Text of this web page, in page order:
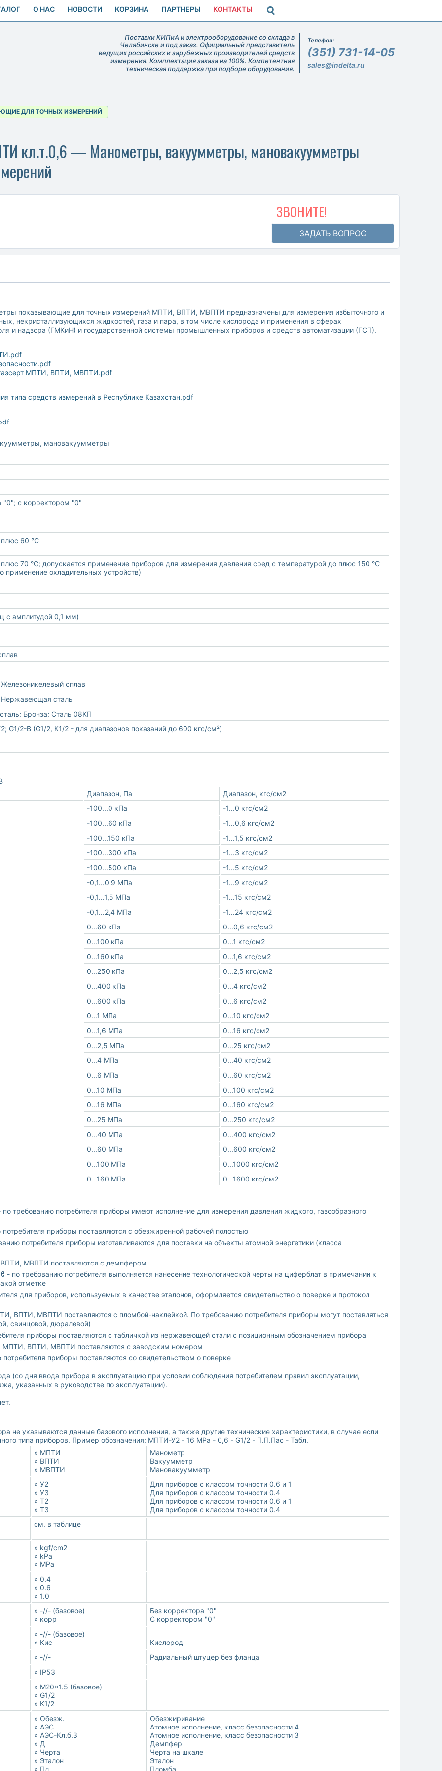
О НАС НОВОСТИ КОРЗИНА ПАРТНЕРЫ КОНТАКТЫ
Поставки КИПиА и электрооборудование со склада в
Челябинске и под заказ. Официальный представитель
ведущих российских и зарубежных производителей средств
измерения. Комплектация заказа на 100%. Компетентная
техническая поддержка при подборе оборудования.
Телефон:
(351) 731-14-05
sales@indelta.ru
ДЛЯ ТОЧНЫХ ИЗМЕРЕНИЙ
— Манометры, вакуумметры, мановакуумметры
ЗВОНИТЕ!
ЗАДАТЬ ВОПРОС
показывающие для точных измерений МПТИ, ВПТИ, МВПТИ предназначены для измерения избыточного и
некристаллизующихся жидкостей, газа и пара, в том числе кислорода и применения в сферах
и надзора (ГМКиН) и государственной системы промышленных приборов и средств автоматизации (ГСП).
МПТИ, ВПТИ, МВПТИ.pdf
типа средств измерений в Республике Казахстан.pdf
мановакуумметры
"0"; с корректором "0"
60 °С
70 °С; допускается применение приборов для измерения давления сред с температурой до плюс 150 °С
применение охладительных устройств)
с амплитудой 0,1 мм)
сплав
сталь
Бронза; Сталь 08КП
G1/2-B (G1/2, К1/2 - для диапазонов показаний до 600 кгс/см²)
Диапазон, Па
Диапазон, кгс/см2
-100...0 кПа
-1...0 кгс/см2
-100...60 кПа
-1...0,6 кгс/см2
-100...150 кПа
-1...1,5 кгс/см2
-100...300 кПа
-1...3 кгс/см2
-100...500 кПа
-1...5 кгс/см2
-0,1...0,9 МПа
-1...9 кгс/см2
-0,1...1,5 МПа
-1...15 кгс/см2
-0,1...2,4 МПа
-1...24 кгс/см2
0...60 кПа
0...0,6 кгс/см2
0...100 кПа
0...1 кгс/см2
0...160 кПа
0...1,6 кгс/см2
0...250 кПа
0...2,5 кгс/см2
0...400 кПа
0...4 кгс/см2
0...600 кПа
0...6 кгс/см2
0...1 МПа
0...10 кгс/см2
0...1,6 МПа
0...16 кгс/см2
0...2,5 МПа
0...25 кгс/см2
0...4 МПа
0...40 кгс/см2
0...6 МПа
0...60 кгс/см2
0...10 МПа
0...100 кгс/см2
0...16 МПа
0...160 кгс/см2
0...25 МПа
0...250 кгс/см2
0...40 МПа
0...400 кгс/см2
0...60 МПа
0...600 кгс/см2
0...100 МПа
0...1000 кгс/см2
0...160 МПа
0...1600 кгс/см2
требованию потребителя приборы имеют исполнение для измерения давления жидкого, газообразного
приборы поставляются с обезжиренной рабочей полостью
потребителя приборы изготавливаются для поставки на объекты атомной энергетики (класса
МВПТИ поставляются с демпфером
- по требованию потребителя выполняется нанесение технологической черты на циферблат в примечании к
отметке
для приборов, используемых в качестве эталонов, оформляется свидетельство о поверке и протокол
ВПТИ, МВПТИ поставляются с пломбой-наклейкой. По требованию потребителя приборы могут поставляться
свинцовой, дюралевой)
приборы поставляются с табличкой из нержавеющей стали с позиционным обозначением прибора
ВПТИ, МВПТИ поставляются с заводским номером
приборы поставляются со свидетельством о поверке
(со дня ввода прибора в эксплуатацию при условии соблюдения потребителем правил эксплуатации,
указанных в руководстве по эксплуатации).
не указываются данные базового исполнения, а также другие технические характеристики, в случае если
типа приборов. Пример обозначения: МПТИ-У2 - 16 MPa - 0,6 - G1/2 - П.П.Пас - Табл.
» МПТИ
» ВПТИ
» МВПТИ
Манометр
Вакуумметр
Мановакуумметр
» У2
» У3
» Т2
» Т3
Для приборов с классом точности 0.6 и 1
Для приборов с классом точности 0.4
Для приборов с классом точности 0.6 и 1
Для приборов с классом точности 0.4
см. в таблице
» kgf/cm2
» kPa
» MPa
» 0.4
» 0.6
» 1.0
» -//- (базовое)
» корр
Без корректора "0"
С корректором "0"
» -//- (базовое)
» Кис
Кислород
» -//-
Радиальный штуцер без фланца
» IP53
» M20x1.5 (базовое)
» G1/2
» K1/2
» Обезж.
» АЭС
» АЭС-Кл.б.3
» Д
» Черта
» Эталон
» Пл.
Обезжиривание
Атомное исполнение, класс безопасности 4
Атомное исполнение, класс безопасности 3
Демпфер
Черта на шкале
Эталон
Пломба